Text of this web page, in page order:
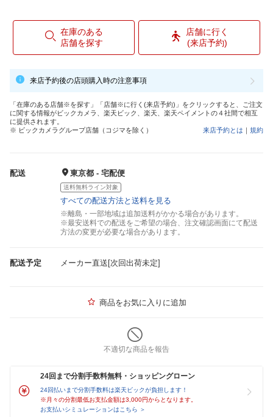
在庫のある
店舗を探す
店舗に行く
(来店予約)
来店予約後の店頭購入時の注意事項
「在庫のある店舗※を探す」「店舗※に行く(来店予約)」をクリックすると、ご注文
に関する情報がビックカメラ、楽天ビック、楽天、楽天ペイメントの４社間で相互
に提供されます。
※ ビックカメラグループ店舗（コジマを除く）
来店予約とは ｜ 規約
配送 東京都 - 宅配便
送料無料ライン対象
すべての配送方法と送料を見る
※離島・一部地域は追加送料がかかる場合があります。
※最安送料での配送をご希望の場合、注文確認画面にて配送
方法の変更が必要な場合があります。
配送予定 メーカー直送[次回出荷未定]
商品をお気に入りに追加
不適切な商品を報告
24回まで分割手数料無料・ショッピングローン
24回払いまで分割手数料は楽天ビックが負担します！
※月々の分割最低お支払金額は3,000円からとなります。
お支払いシミュレーションはこちら ＞